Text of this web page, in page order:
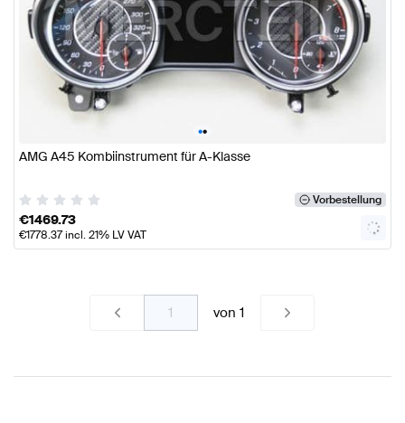
••
AMG A45 Kombiinstrument für A-Klasse
Vorbestellung
€1469.73
€1778.37incl. 21% LV VAT
von1